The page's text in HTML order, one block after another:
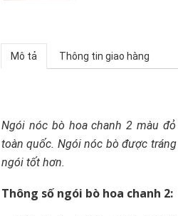
Mô tả Thông tin giao hàng
Ngói nóc bò hoa chanh 2 màu
toàn quốc. Ngói nóc bò được
ngói tốt hơn.
Thông số ngói bò hoa chanh 2: